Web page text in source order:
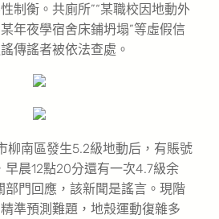
制衡。共廁所”“某職校因地動外
年夜學宿舍床鋪坍塌”等虛假信
傳謠者被依法查處。
柳南區發生5.2級地動后，有賬號
早晨12點20分還有一次4.7級余
部門回應，該新聞是謠言。現階
準預測難題，地殼運動復雜多